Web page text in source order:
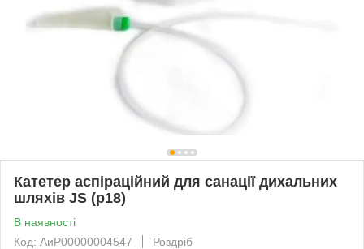
Катетер аспіраційний для санації дихальних
шляхів JS (р18)
В наявності
Код: АиР00000004547
Роздріб